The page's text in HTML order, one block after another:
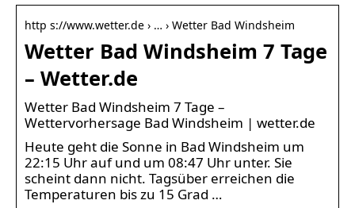
http s://www.wetter.de › … › Wetter Bad Windsheim
Wetter Bad Windsheim 7 Tage
– Wetter.de
Wetter Bad Windsheim 7 Tage –
Wettervorhersage Bad Windsheim | wetter.de
Heute geht die Sonne in Bad Windsheim um
22:15 Uhr auf und um 08:47 Uhr unter. Sie
scheint dann nicht. Tagsüber erreichen die
Temperaturen bis zu 15 Grad …